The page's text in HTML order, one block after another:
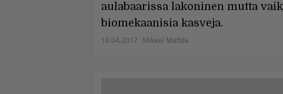
aulabaarissa lakoninen mutta
biomekaanisia kasveja.
18.04.2017 Mikael Mattila